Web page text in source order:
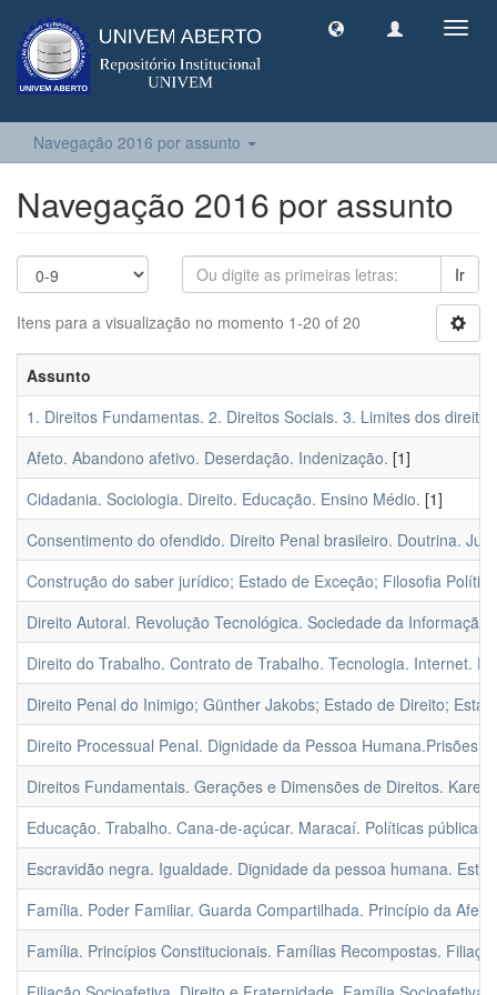
Navegação 2016 por assunto
Navegação 2016 por assunto
Ir
Itens para a visualização no momento 1-20 of 20
Assunto
1. Direitos Fundamentas. 2. Direitos Sociais. 3. Limites dos
Afeto. Abandono afetivo. Deserdação. Indenização. [1]
Cidadania. Sociologia. Direito. Educação. Ensino Médio. [1]
Consentimento do ofendido. Direito Penal brasileiro. Doutrina.
Construção do saber jurídico; Estado de Exceção; Filosofia
Direito Autoral. Revolução Tecnológica. Sociedade da
Direito do Trabalho. Contrato de Trabalho. Tecnologia. Internet.
Direito Penal do Inimigo; Günther Jakobs; Estado de Direito;
Direito Processual Penal. Dignidade da Pessoa Humana.Prisões
Direitos Fundamentais. Gerações e Dimensões de Direitos.
Educação. Trabalho. Cana-de-açúcar. Maracaí. Políticas públicas.
Escravidão negra. Igualdade. Dignidade da pessoa humana.
Família. Poder Familiar. Guarda Compartilhada. Princípio da
Família. Princípios Constitucionais. Famílias Recompostas.